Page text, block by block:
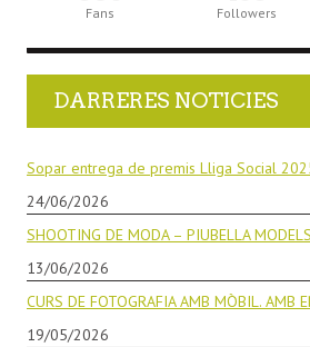
Fans Followers
DARRERES NOTICIES
Sopar entrega de premis Lliga Social
24/06/2026
SHOOTING DE MODA – PIUBELLA
13/06/2026
CURS DE FOTOGRAFIA AMB MÒBIL. AMB
19/05/2026